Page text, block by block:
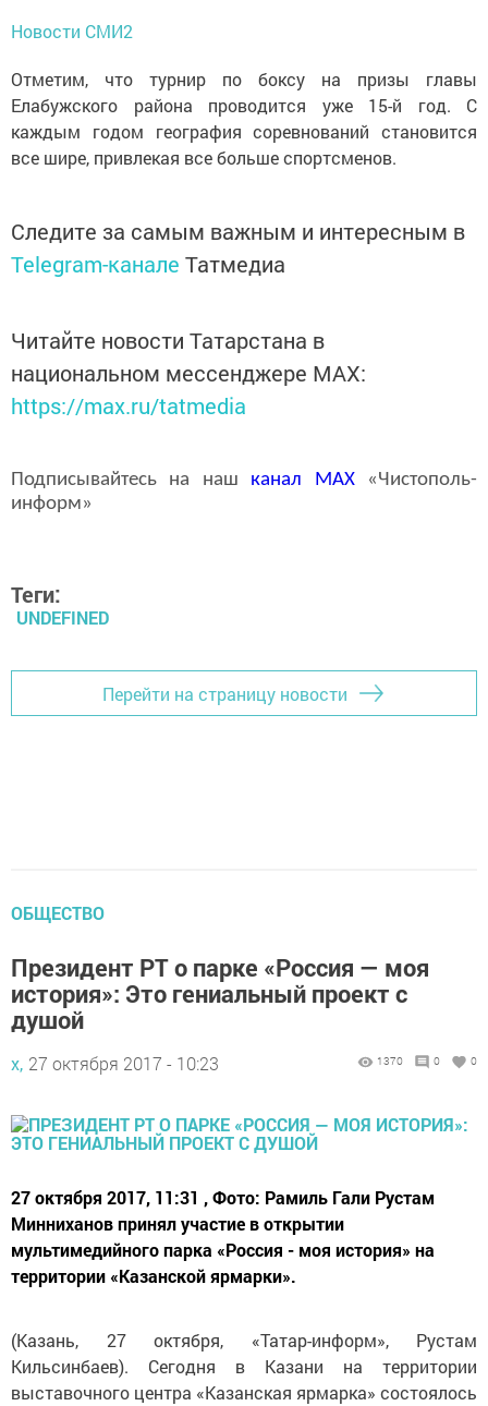
Новости СМИ2
Отметим, что турнир по боксу на призы главы
Елабужского района проводится уже 15-й год. С
каждым годом география соревнований становится
все шире, привлекая все больше спортсменов.
Следите за самым важным и интересным в
Telegram-канале Татмедиа
Читайте новости Татарстана в
национальном мессенджере MАХ:
https://max.ru/tatmedia
Подписывайтесь на наш канал MAX«Чистополь-
информ»
Теги:
UNDEFINED
Перейти на страницу новости
ОБЩЕСТВО
Президент РТ о парке «Россия — моя
история»: Это гениальный проект с
душой
х, 27 октября 2017 - 10:23 1370 0 0
27 октября 2017, 11:31 , Фото: Рамиль Гали Рустам
Минниханов принял участие в открытии
мультимедийного парка «Россия - моя история» на
территории «Казанской ярмарки».
(Казань, 27 октября, «Татар-информ», Рустам
Кильсинбаев). Сегодня в Казани на территории
выставочного центра «Казанская ярмарка» состоялось